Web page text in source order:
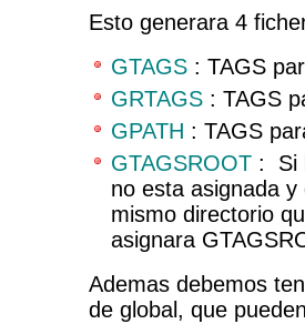
Esto generara 4
GTAGS : TAGS
GRTAGS : TAGS
GPATH : TAGS
GTAGSROOT : Si
no esta asignada
mismo directorio
asignara
Ademas debemos
de global, que